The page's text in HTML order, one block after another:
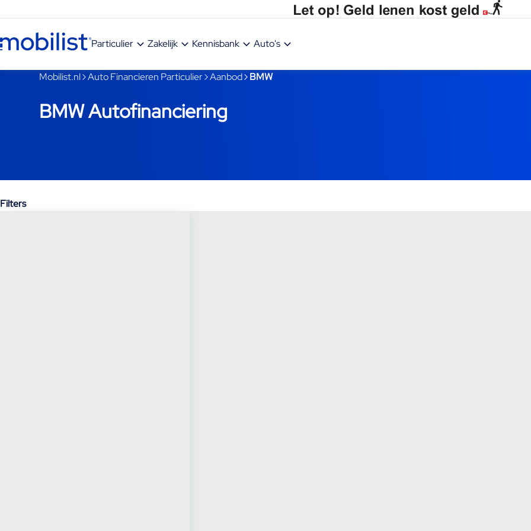
Particulier Zakelijk Kennisbank Auto's
Je bent nu voorbij het hoofdmenu
Mobilist.nl Auto Financieren Particulier Aanbod BMW
BMW Autofinanciering
Filters